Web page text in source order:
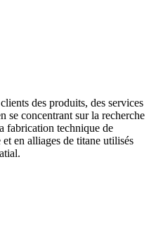
des produits, des services
se concentrant sur la recherche
fabrication technique de
en alliages de titane utilisés